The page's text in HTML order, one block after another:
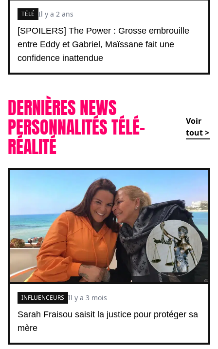
[SPOILERS] The Power : Grosse embrouille
entre Eddy et Gabriel, Maïssane fait une
confidence inattendue
TÉLÉ Il y a 2 ans
DERNIÈRES NEWS
PERSONNALITÉS TÉLÉ-
RÉALITÉ
Voir
tout >
Sarah Fraisou saisit la justice pour protéger sa
mère
INFLUENCEURS Il y a 3 mois